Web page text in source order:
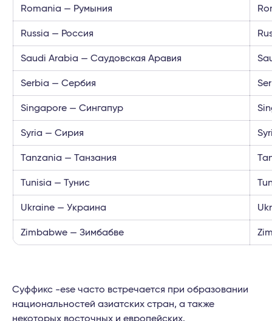
Romania — Румыния
Russia — Россия
Saudi Arabia — Саудовская Аравия
Serbia — Сербия
Singapore — Сингапур
Syria — Сирия
Tanzania — Танзания
Tunisia — Тунис
Ukraine — Украина
Zimbabwe — Зимбабве
Суффикс -ese часто встречается при образовании
национальностей азиатских стран, а также
некоторых восточных и европейских.